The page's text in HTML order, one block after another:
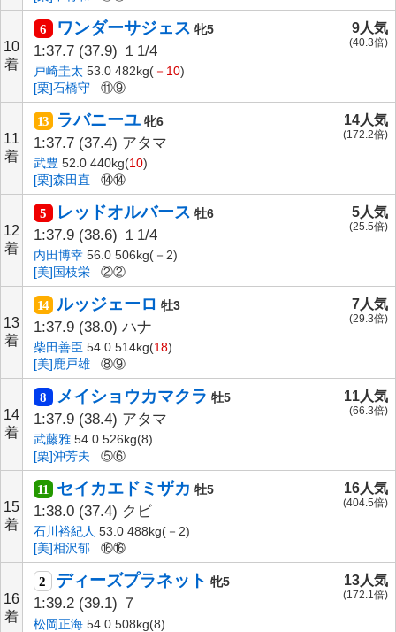
10
着
6 ワンダーサジェス 牝5
1:37.7 (37.9) １1/4
戸崎圭太 53.0 482kg( －10)
[栗]石橋守
⑪⑨
9人気
(40.3倍)
11
着
13 ラバニーユ 牝6
1:37.7 (37.4) アタマ
武豊 52.0 440kg(10)
[栗]森田直
⑭⑭
14人気
(172.2倍)
12
着
5 レッドオルバース 牡6
1:37.9 (38.6) １1/4
内田博幸 56.0 506kg(－2)
[美]国枝栄
②②
5人気
(25.5倍)
13
着
14 ルッジェーロ 牡3
1:37.9 (38.0) ハナ
柴田善臣 54.0 514kg(18)
[美]鹿戸雄
⑧⑨
7人気
(29.3倍)
14
着
8 メイショウカマクラ 牡5
1:37.9 (38.4) アタマ
武藤雅 54.0 526kg(8)
[栗]沖芳夫
⑤⑥
11人気
(66.3倍)
15
着
11 セイカエドミザカ 牡5
1:38.0 (37.4) クビ
石川裕紀人 53.0 488kg(－2)
[美]相沢郁
⑯⑯
16人気
(404.5倍)
16
着
2 ディーズプラネット 牝5
1:39.2 (39.1) ７
松岡正海 54.0 508kg(8)
13人気
(172.1倍)